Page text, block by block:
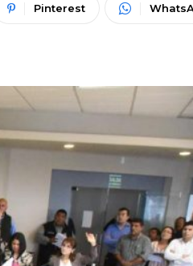
Pinterest